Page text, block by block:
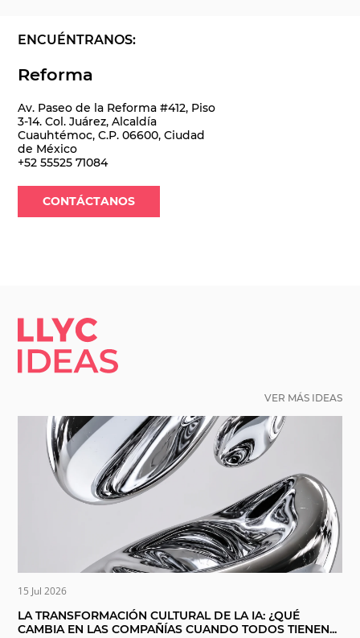
ENCUÉNTRANOS:
Reforma
Av. Paseo de la Reforma #412, Piso
3-14. Col. Juárez, Alcaldía
Cuauhtémoc, C.P. 06600, Ciudad
de México
+52 55525 71084
CONTÁCTANOS
LLYC IDEAS.
VER MÁS IDEAS
15 Jul 2026
LA TRANSFORMACIÓN CULTURAL DE LA IA: ¿QUÉ
CAMBIA EN LAS COMPAÑÍAS CUANDO TODOS TIENEN...